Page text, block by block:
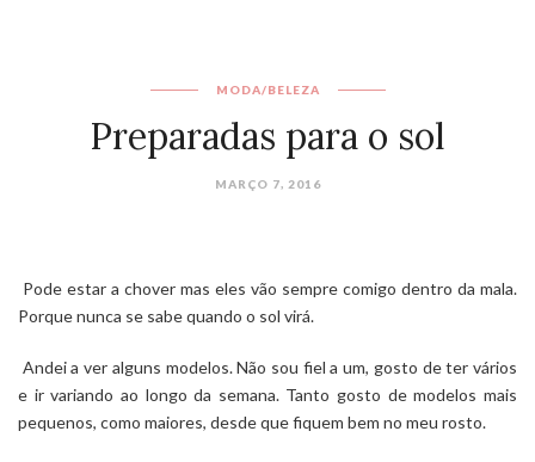
MODA/BELEZA
Preparadas para o sol
MARÇO 7, 2016
Pode estar a chover mas eles vão sempre comigo dentro da mala.
Porque nunca se sabe quando o sol virá.
Andei a ver alguns modelos. Não sou fiel a um, gosto de ter vários
e ir variando ao longo da semana. Tanto gosto de modelos mais
pequenos, como maiores, desde que fiquem bem no meu rosto.